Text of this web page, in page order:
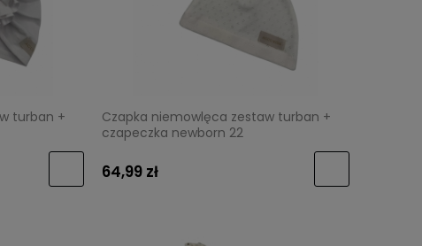
turban +
Czapka niemowlęca zestaw turban +
czapeczka newborn 22
64,99 zł